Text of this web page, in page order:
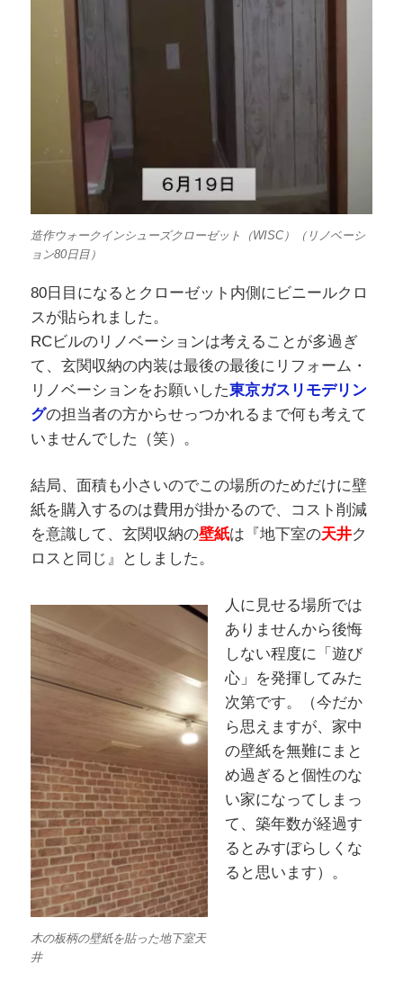
造作ウォークインシューズクローゼット（WISC）（リノベーシ
ョン80日目）
80日目になるとクローゼット内側にビニールクロ
スが貼られました。
RCビルのリノベーションは考えることが多過ぎ
て、玄関収納の内装は最後の最後にリフォーム・
リノベーションをお願いした東京ガスリモデリン
グの担当者の方からせっつかれるまで何も考えて
いませんでした（笑）。
結局、面積も小さいのでこの場所のためだけに壁
紙を購入するのは費用が掛かるので、コスト削減
を意識して、玄関収納の壁紙は『地下室の天井ク
ロスと同じ』としました。
木の板柄の壁紙を貼った地下室天
井
人に見せる場所では
ありませんから後悔
しない程度に「遊び
心」を発揮してみた
次第です。（今だか
ら思えますが、家中
の壁紙を無難にまと
め過ぎると個性のな
い家になってしまっ
て、築年数が経過す
るとみすぼらしくな
ると思います）。